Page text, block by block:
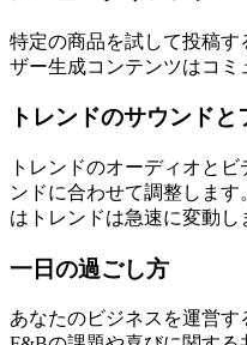
特定の商品を試して投稿
ザー生成コンテンツはコミ
トレンドのサウンドと
トレンドのオーディオと
ンドに合わせて調整しま
はトレンドは急速に変動し
一日の過ごし方
あなたのビジネスを運営す